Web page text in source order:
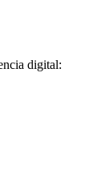
digital: